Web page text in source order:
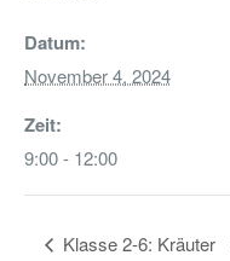
Datum:
November 4, 2024
Zeit:
9:00 - 12:00
Klasse 2-6: Kräuter